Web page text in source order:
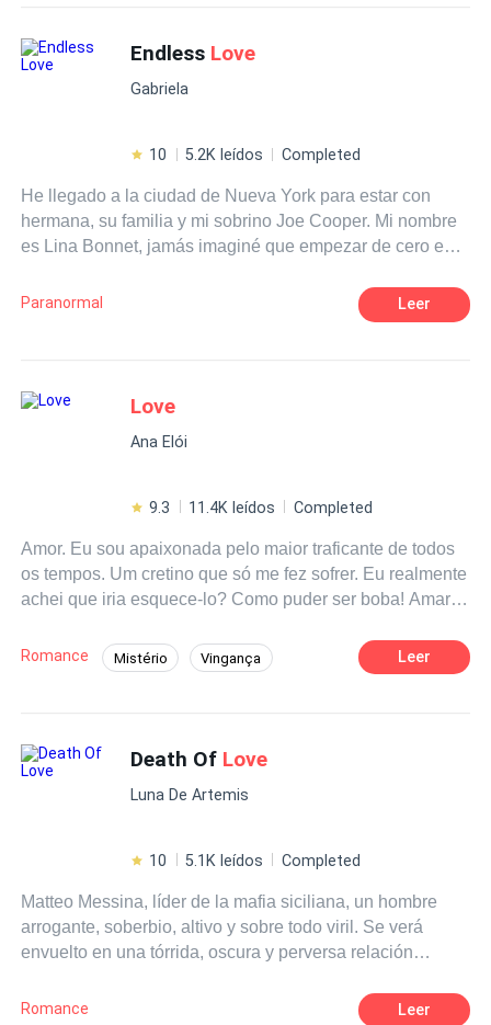
Endless Love
Gabriela
10 5.2K leídos Completed
He llegado a la ciudad de Nueva York para estar con
hermana, su familia y mi sobrino Joe Cooper. Mi nombre
es Lina Bonnet, jamás imaginé que empezar de cero en
parece imposible. La Universidad parece un reto dificil de
conseguir, claro, no ser de este país tampoco me ayuda,
completo, todo empeoró. Se me metió por dentro, cada
cambió mi mundo por completo. Segunda parte del libro
Paranormal Leer
Love
Ana Elói
9.3 11.4K leídos Completed
Amor. Eu sou apaixonada pelo maior traficante de todos
os tempos. Um cretino que só me fez sofrer. Eu realmente
achei que iria esquece-lo? Como puder ser boba! Amar
Romance Mistério Vingança Leer
Death Of Love
Luna De Artemis
10 5.1K leídos Completed
Matteo Messina, líder de la mafia siciliana, un hombre
arrogante, soberbio, altivo y sobre todo viril. Se verá
envuelto en una tórrida, oscura y perversa relación
negros son el origen de una penetrante mirada que
Romance Leer